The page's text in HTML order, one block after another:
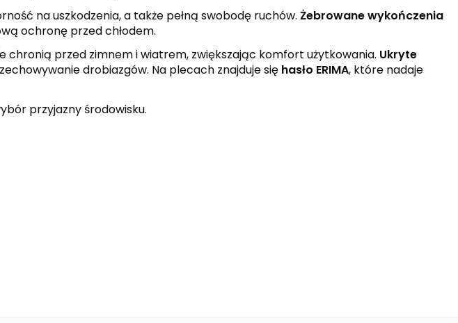
na uszkodzenia, a także pełną swobodę ruchów. Żebrowane wykończenia
ochronę przed chłodem.
chronią przed zimnem i wiatrem, zwiększając komfort użytkowania. Ukryte
drobiazgów. Na plecach znajduje się hasło ERIMA, które nadaje
przyjazny środowisku.